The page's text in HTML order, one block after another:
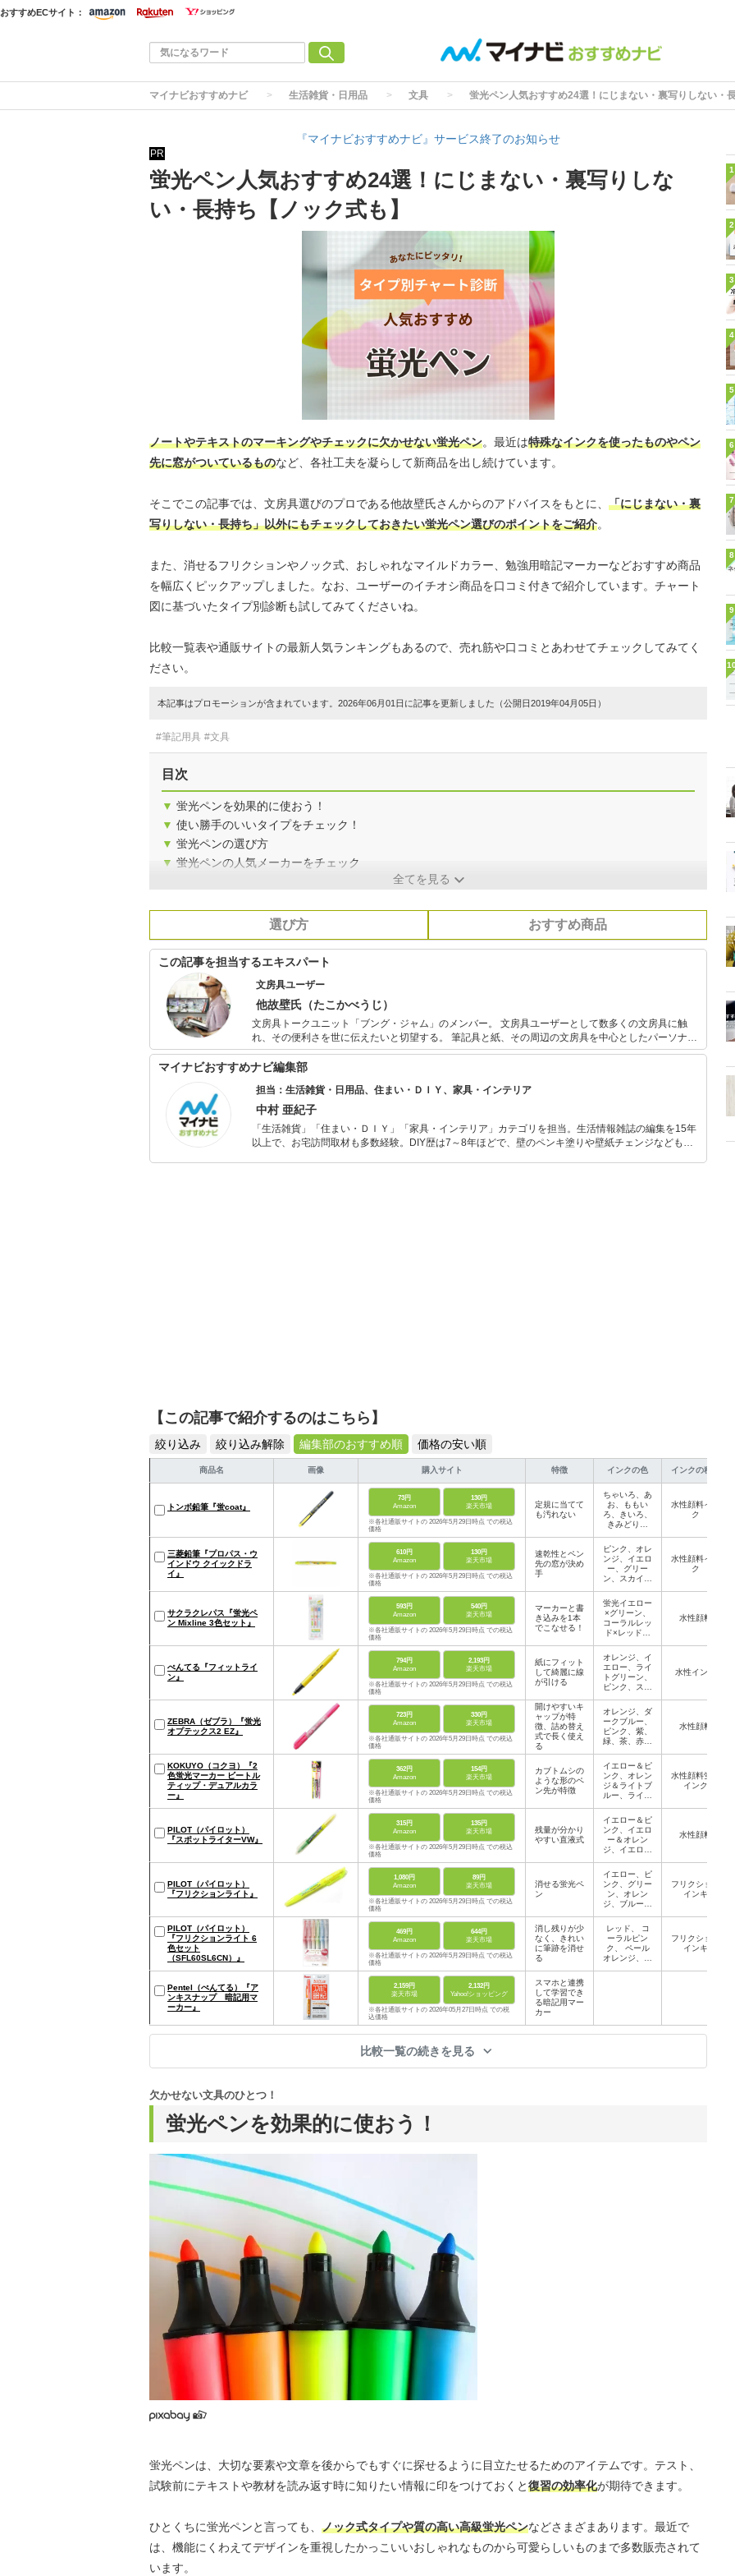
おすすめECサイト：
マイナビおすすめナビ 生活雑貨・日用品 文具 蛍光ペン人気おすすめ24選！にじまない・裏写りしない・
『マイナビおすすめナビ』サービス終了のお知らせ
PR
蛍光ペン人気おすすめ24選！にじまない・裏写りしな
い・長持ち【ノック式も】
ノートやテキストのマーキングやチェックに欠かせない蛍光ペン。最近は特殊なインクを使ったものやペン
先に窓がついているものなど、各社工夫を凝らして新商品を出し続けています。
そこでこの記事では、文房具選びのプロである他故壁氏さんからのアドバイスをもとに、 「にじまない・裏
写りしない・長持ち」以外にもチェックしておきたい蛍光ペン選びのポイントをご紹介。
また、消せるフリクションやノック式、おしゃれなマイルドカラー、勉強用暗記マーカーなどおすすめ商品
を幅広くピックアップしました。なお、ユーザーのイチオシ商品を口コミ付きで紹介しています。チャート
図に基づいたタイプ別診断も試してみてくださいね。
比較一覧表や通販サイトの最新人気ランキングもあるので、売れ筋や口コミとあわせてチェックしてみてく
ださい。
本記事はプロモーションが含まれています。2026年06月01日に記事を更新しました（公開日2019年04月05日）
#筆記用具 #文具
目次
▼ 蛍光ペンを効果的に使おう！
▼ 使い勝手のいいタイプをチェック！
▼ 蛍光ペンの選び方
▼ 蛍光ペンの人気メーカーをチェック
全てを見る
選び方 おすすめ商品
この記事を担当するエキスパート
文房具ユーザー
他故壁氏（たこかべうじ）
文房具トークユニット「ブング・ジャム」のメンバー。 文房具ユーザーとして数多くの文房具に触
れ、その便利さを世に伝えたいと切望する。 筆記具と紙、その周辺の文房具を中心としたパーソナル
文具全般に興味がある。 コレクターではないので所有点数は多くないが、文房具は買ったら必ず試
す。
マイナビおすすめナビ編集部
担当：生活雑貨・日用品、住まい・ＤＩＹ、家具・インテリア
中村 亜紀子
「生活雑貨」「住まい・ＤＩＹ」「家具・インテリア」カテゴリを担当。生活情報雑誌の編集を15年
以上で、お宅訪問取材も多数経験。DIY歴は7～8年ほどで、壁のペンキ塗りや壁紙チェンジなどもチ
【この記事で紹介するのはこちら】
絞り込み 絞り込み解除 編集部のおすすめ順 価格の安い順
商品名 画像 購入サイト 特徴 インクの色 インクの種類
トンボ鉛筆『蛍coat』
73円
Amazon
130円
楽天市場
※各社通販サイトの 2026年5月29日時点 での税込
価格
定規に当てて
も汚れない
ちゃいろ、あ
お、ももい
ろ、きいろ、
きみどりい
いろ、あか、
そらいろ、む
らさき、やま
ぶきいろ
水性顔料イン
ク
三菱鉛筆『プロパス・ウ
インドウ クイックドラ
イ』
610円
Amazon
130円
楽天市場
※各社通販サイトの 2026年5月29日時点 での税込
価格
速乾性とペン
先の窓が決め
手
ピンク、オレ
ンジ、イエロ
ー、グリー
ン、スカイブ
水性顔料イン
ク
サクラクレパス『蛍光ペ
ン Mixline 3色セット』
593円
Amazon
540円
楽天市場
※各社通販サイトの 2026年5月29日時点 での税込
価格
マーカーと書
き込みを1本
でこなせる！
蛍光イエロー
×グリーン、
コーラルレッ
ド×レッド、
水性顔料
ぺんてる『フィットライ
ン』
794円
Amazon
2,193円
楽天市場
※各社通販サイトの 2026年5月29日時点 での税込
価格
紙にフィット
して綺麗に線
が引ける
オレンジ、イ
エロー、ライ
トグリーン、
ピンク、スカ
水性インク
ZEBRA（ゼブラ）『蛍光
オプテックス2 EZ』
723円
Amazon
330円
楽天市場
※各社通販サイトの 2026年5月29日時点 での税込
価格
開けやすいキ
ャップが特
徴、詰め替え
式で長く使え
る
オレンジ、ダ
ークブルー、
ピンク、紫、
緑、茶、赤、
水性顔料
KOKUYO（コクヨ）『2
色蛍光マーカー ビートル
ティップ・デュアルカラ
ー』
362円
Amazon
154円
楽天市場
※各社通販サイトの 2026年5月29日時点 での税込
価格
カブトムシの
ような形のペ
ン先が特徴
イエロー＆ピ
ンク、オレン
ジ＆ライトブ
ルー、ライト
水性顔料蛍光
インク
PILOT（パイロット）
『スポットライターVW』
315円
Amazon
135円
楽天市場
※各社通販サイトの 2026年5月29日時点 での税込
価格
残量が分かり
やすい直液式
イエロー＆ピ
ンク、イエロ
ー＆オレン
ジ、イエロー
ピンク＆オレ
ンジ、ピンク
＆グリーン、
イエロー＆ブ
ルー、ピンク
＆ブルー
水性顔料
PILOT（パイロット）
『フリクションライト』
1,080円
Amazon
89円
楽天市場
※各社通販サイトの 2026年5月29日時点 での税込
価格
消せる蛍光ペ
ン
イエロー、ピ
ンク、グリー
ン、オレン
ジ、ブルー、
フリクション
インキ
PILOT（パイロット）
『フリクションライト 6
色セット
（SFL60SL6CN）』
469円
Amazon
644円
楽天市場
※各社通販サイトの 2026年5月29日時点 での税込
価格
消し残りが少
なく、きれい
に筆跡を消せ
る
レッド、 コ
ーラルピン
ク、 ペール
オレンジ、ラ
フリクション
インキ
Pentel（ぺんてる）『ア
ンキスナップ 暗記用マ
ーカー』
2,159円
楽天市場
2,132円
Yahoo!ショッピング
※各社通販サイトの 2026年05月27日時点 での税
込価格
スマホと連携
して学習でき
る暗記用マー
カー
比較一覧の続きを見る
蛍光ペンを効果的に使おう！
欠かせない文具のひとつ！
蛍光ペンは、大切な要素や文章を後からでもすぐに探せるように目立たせるためのアイテムです。テスト、
試験前にテキストや教材を読み返す時に知りたい情報に印をつけておくと復習の効率化が期待できます。
ひとくちに蛍光ペンと言っても、 ノック式タイプや質の高い高級蛍光ペンなどさまざまあります。最近で
は、機能にくわえてデザインを重視したかっこいいおしゃれなものから可愛らしいものまで多数販売されて
います。
1
2
3
4
5
6
7
8
9